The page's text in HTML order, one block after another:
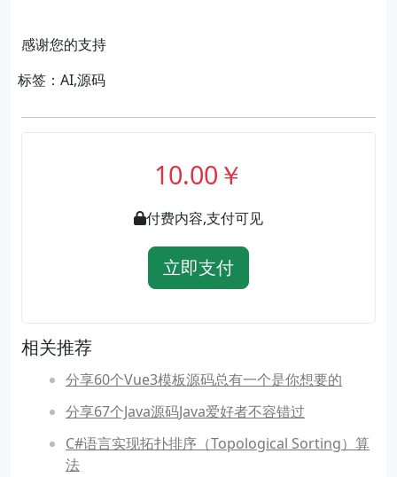
感谢您的支持
标签：AI,源码
10.00￥
付费内容,支付可见
立即支付
相关推荐
分享60个Vue3模板源码总有一个是你想要的
分享67个Java源码Java爱好者不容错过
C#语言实现拓扑排序（Topological Sorting）算
法